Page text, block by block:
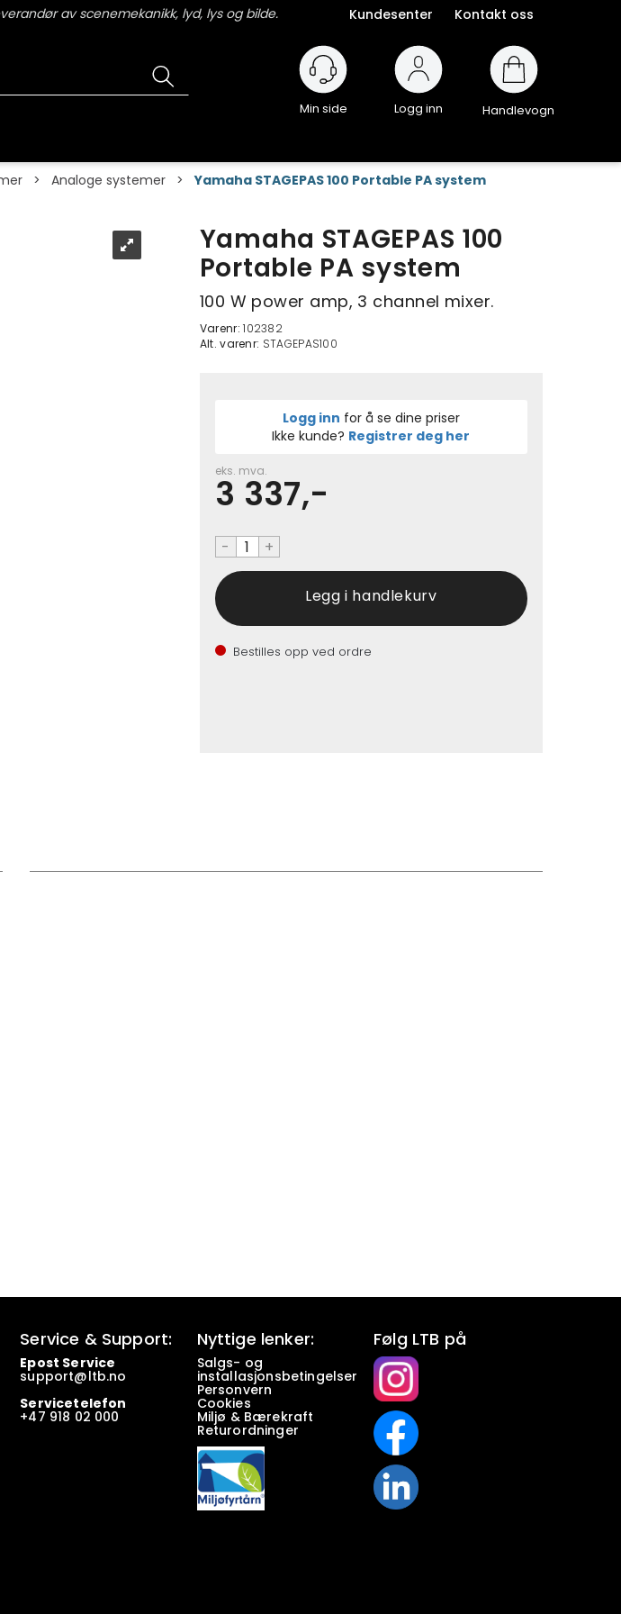
av scenemekanikk, lyd, lys og bilde. Kundesenter Kontakt oss
Logg inn Handlevogn
> Analoge systemer > Yamaha STAGEPAS 100 Portable PA system
Yamaha STAGEPAS 100
Portable PA system
100 W power amp, 3 channel mixer.
Varenr:102382
Alt. varenr: STAGEPAS100
Logg inn for å se dine priser
Ikke kunde? Registrer deg her
eks. mva.
3 337,-
- +
Bestilles opp ved ordre
Service & Support:
Epost Service
support@ltb.no
Servicetelefon
+47 918 02 000
Nyttige lenker:
Salgs- og
installasjonsbetingelser
Personvern
Cookies
Miljø & Bærekraft
Returordninger
Følg LTB på